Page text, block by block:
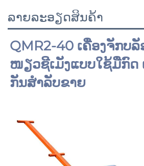
ລາຍລະອຽດສິນຄ້າ
QMR2-40 ເຄື່ອງຈັກບ
ໜຽວຊີເມັງແບບໃຊ້ມືກົດ
ກັນສຳລັບຂາຍ